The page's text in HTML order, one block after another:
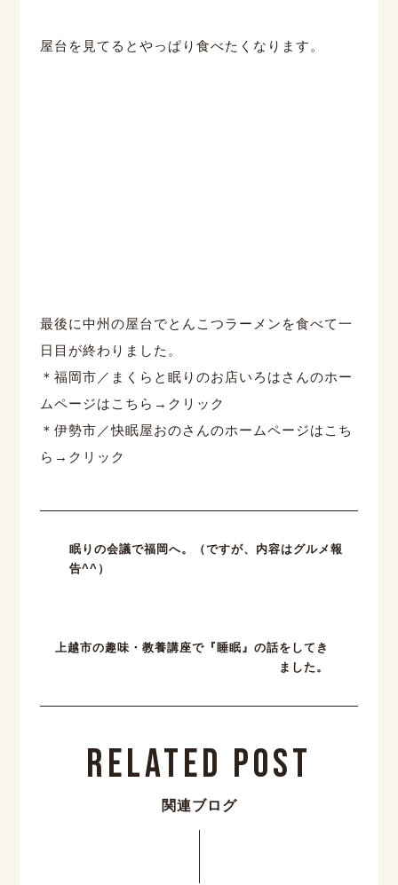
屋台を見てるとやっぱり食べたくなります。
最後に中州の屋台でとんこつラーメンを食べて一
日目が終わりました。
＊福岡市／まくらと眠りのお店いろはさんのホー
ムページはこちら→ クリック
＊伊勢市／快眠屋おのさんのホームページはこち
ら→ クリック
眠りの会議で福岡へ。（ですが、内容はグルメ報
告^^）
上越市の趣味・教養講座で『睡眠』の話をしてき
ました。
Related Post
関連ブログ